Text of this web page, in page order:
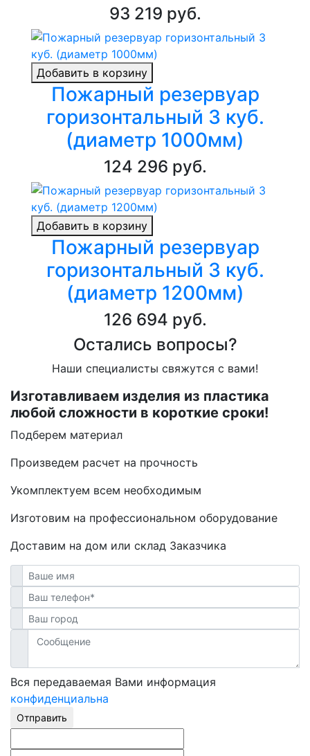
93 219 руб.
Добавить в корзину
Пожарный резервуар
горизонтальный 3 куб.
(диаметр 1000мм)
124 296 руб.
Добавить в корзину
Пожарный резервуар
горизонтальный 3 куб.
(диаметр 1200мм)
126 694 руб.
Остались вопросы?
Наши специалисты свяжутся с вами!
Изготавливаем изделия из пластика
любой сложности в короткие сроки!
Подберем материал
Произведем расчет на прочность
Укомплектуем всем необходимым
Изготовим на профессиональном оборудование
Доставим на дом или склад Заказчика
Вся передаваемая Вами информация
конфиденциальна
Отправить